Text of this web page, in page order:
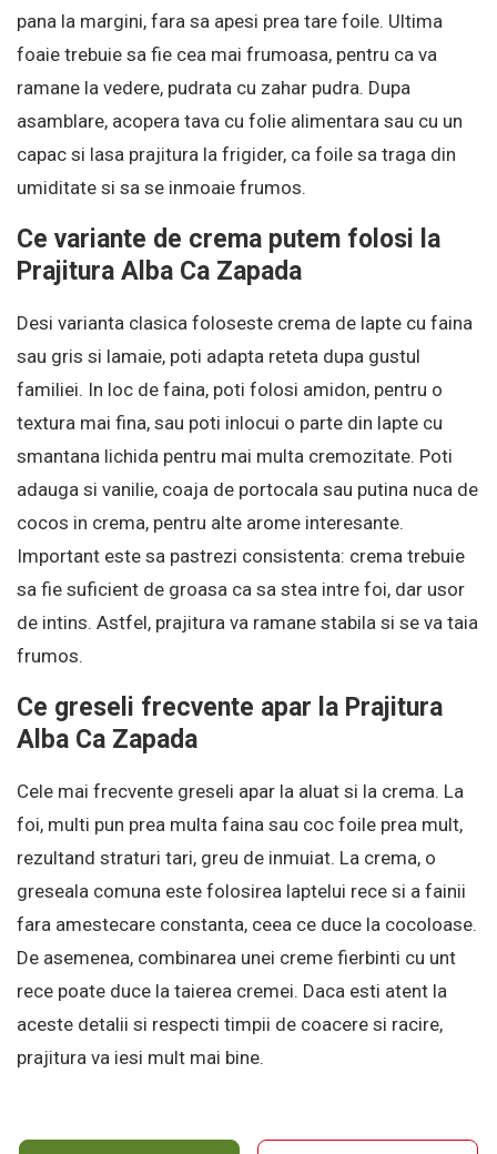
pana la margini, fara sa apesi prea tare foile. Ultima
foaie trebuie sa fie cea mai frumoasa, pentru ca va
ramane la vedere, pudrata cu zahar pudra. Dupa
asamblare, acopera tava cu folie alimentara sau cu un
capac si lasa prajitura la frigider, ca foile sa traga din
umiditate si sa se inmoaie frumos.
Ce variante de crema putem folosi la
Prajitura Alba Ca Zapada
Desi varianta clasica foloseste crema de lapte cu faina
sau gris si lamaie, poti adapta reteta dupa gustul
familiei. In loc de faina, poti folosi amidon, pentru o
textura mai fina, sau poti inlocui o parte din lapte cu
smantana lichida pentru mai multa cremozitate. Poti
adauga si vanilie, coaja de portocala sau putina nuca de
cocos in crema, pentru alte arome interesante.
Important este sa pastrezi consistenta: crema trebuie
sa fie suficient de groasa ca sa stea intre foi, dar usor
de intins. Astfel, prajitura va ramane stabila si se va taia
frumos.
Ce greseli frecvente apar la Prajitura
Alba Ca Zapada
Cele mai frecvente greseli apar la aluat si la crema. La
foi, multi pun prea multa faina sau coc foile prea mult,
rezultand straturi tari, greu de inmuiat. La crema, o
greseala comuna este folosirea laptelui rece si a fainii
fara amestecare constanta, ceea ce duce la cocoloase.
De asemenea, combinarea unei creme fierbinti cu unt
rece poate duce la taierea cremei. Daca esti atent la
aceste detalii si respecti timpii de coacere si racire,
prajitura va iesi mult mai bine.